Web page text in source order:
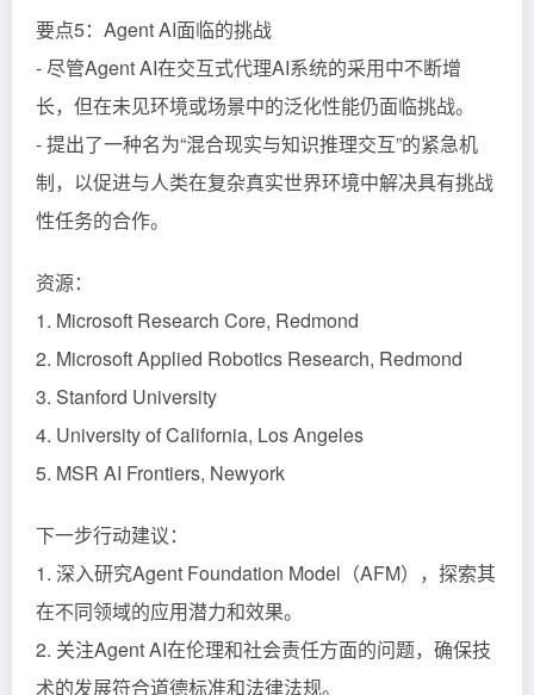
要点5：Agent AI面临的挑战
- 尽管Agent AI在交互式代理AI系统的采用中不断增
长，但在未见环境或场景中的泛化性能仍面临挑战。
- 提出了一种名为“混合现实与知识推理交互”的紧急机
制，以促进与人类在复杂真实世界环境中解决具有挑战
性任务的合作。
资源：
1. Microsoft Research Core, Redmond
2. Microsoft Applied Robotics Research, Redmond
3. Stanford University
4. University of California, Los Angeles
5. MSR AI Frontiers, Newyork
下一步行动建议：
1. 深入研究Agent Foundation Model（AFM），探索其
在不同领域的应用潜力和效果。
2. 关注Agent AI在伦理和社会责任方面的问题，确保技
术的发展符合道德标准和法律法规。